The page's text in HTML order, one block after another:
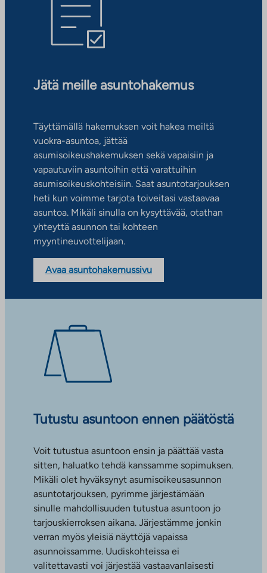
Jätä meille asuntohakemus
Täyttämällä hakemuksen voit hakea meiltä
vuokra-asuntoa, jättää
asumisoikeushakemuksen sekä vapaisiin ja
vapautuviin asuntoihin että varattuihin
asumisoikeuskohteisiin. Saat asuntotarjouksen
heti kun voimme tarjota toiveitasi vastaavaa
asuntoa. Mikäli sinulla on kysyttävää, otathan
yhteyttä asunnon tai kohteen
myyntineuvottelijaan.
Avaa asuntohakemussivu
Tutustu asuntoon ennen päätöstä
Voit tutustua asuntoon ensin ja päättää vasta
sitten, haluatko tehdä kanssamme sopimuksen.
Mikäli olet hyväksynyt asumisoikeusasunnon
asuntotarjouksen, pyrimme järjestämään
sinulle mahdollisuuden tutustua asuntoon jo
tarjouskierroksen aikana. Järjestämme jonkin
verran myös yleisiä näyttöjä vapaissa
asunnoissamme. Uudiskohteissa ei
valitettavasti voi järjestää vastaavanlaisesti